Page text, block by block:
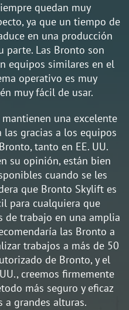
quedan muy
ya que un tiempo de
en una producción
parte. Las Bronto son
equipos similares en el
operativo es muy
muy fácil de usar.
una excelente
las gracias a los equipos
tanto en EE. UU.
su opinión, están bien
cuando se les
que Bronto Skylift es
para cualquiera que
de trabajo en una amplia
las Bronto a
trabajos a más de 50
de Bronto, y el
creemos firmemente
más seguro y eficaz
a grandes alturas.